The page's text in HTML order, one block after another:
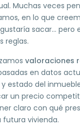
Muchas veces
en lo que
sacar… pero
reglas.
valoraciones
en datos
estado del
un precio
claro con qué
vivienda.